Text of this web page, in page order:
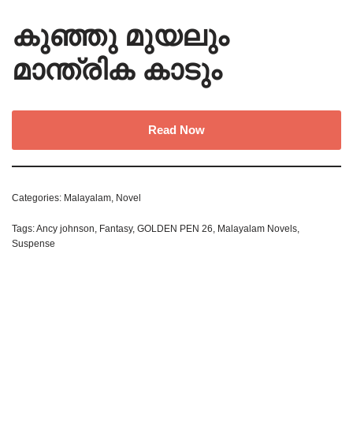
കുഞ്ഞു മുയലും
മാന്ത്രിക കാടും
Read Now
Categories: Malayalam Novel
Tags:Ancy johnson Fantasy, GOLDEN PEN 26 Malayalam Novels
Suspense